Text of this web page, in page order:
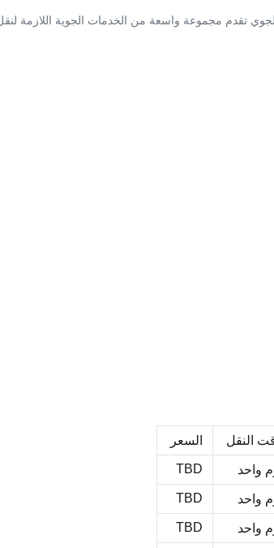
تقدم مجموعة واسعة من الخدمات الجوية اللازمة
النقل السعر
واحد TBD
واحد TBD
واحد TBD